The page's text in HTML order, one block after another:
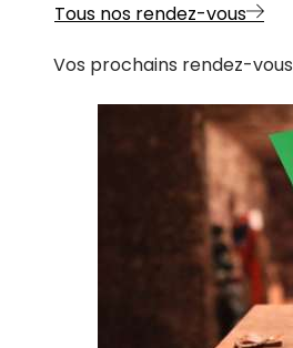
Tous nos rendez-vous
Vos prochains rendez-vous